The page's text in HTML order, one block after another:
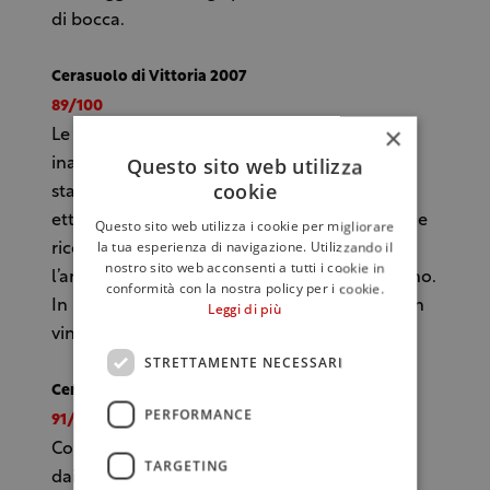
di bocca.
Cerasuolo di Vittoria 2007
89/100
Le uve di questa vendemmia hanno
inaugurato la nuova cantina. L’affinamento è
stato eseguito in botti grandi da 22 e 40
ettolitri. Naso molto intenso e persistente che
ricorda il melograno maturo, la prugna,
l’amarena e la rosa. Cenni di carruba e origano.
In bocca evidenzia un corpo teso, intenso. Un
vino vitale, quasi elettrico.
Cerasuolo di Vittoria 2006
91/100
Colore rosso rubino brillante. Naso elegante
dai profumi floreali e di frutta rossa,
×
Questo sito web utilizza
cookie
Questo sito web utilizza i cookie per migliorare
la tua esperienza di navigazione. Utilizzando il
nostro sito web acconsenti a tutti i cookie in
conformità con la nostra policy per i cookie.
Leggi di più
STRETTAMENTE NECESSARI
PERFORMANCE
TARGETING